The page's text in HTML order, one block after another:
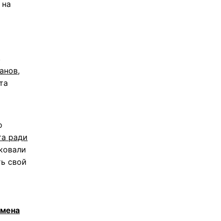
,
ради
свой